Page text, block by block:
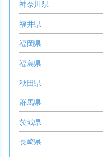
神奈川県
福井県
福岡県
福島県
秋田県
群馬県
茨城県
長崎県